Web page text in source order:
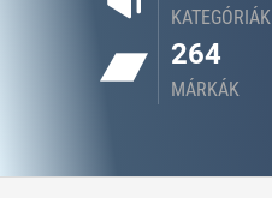
KATEGÓRIÁK
264
MÁRKÁK